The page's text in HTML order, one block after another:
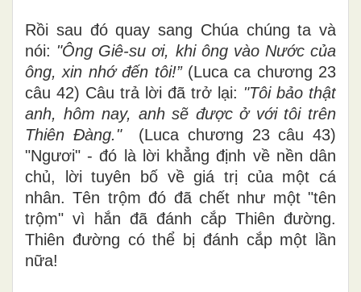
Rồi sau đó quay sang Chúa chúng ta và
nói: "Ông Giê-su ơi, khi ông vào Nước của
ông, xin nhớ đến tôi!”(Luca ca chương 23
câu 42) Câu trả lời đã trở lại: "Tôi bảo thật
anh, hôm nay, anh sẽ được ở với tôi trên
Thiên Đàng."(Luca chương 23 câu 43)
"Ngươi" - đó là lời khẳng định về nền dân
chủ, lời tuyên bố về giá trị của một cá
nhân. Tên trộm đó đã chết như một "tên
trộm" vì hắn đã đánh cắp Thiên đường.
Thiên đường có thể bị đánh cắp một lần
nữa!